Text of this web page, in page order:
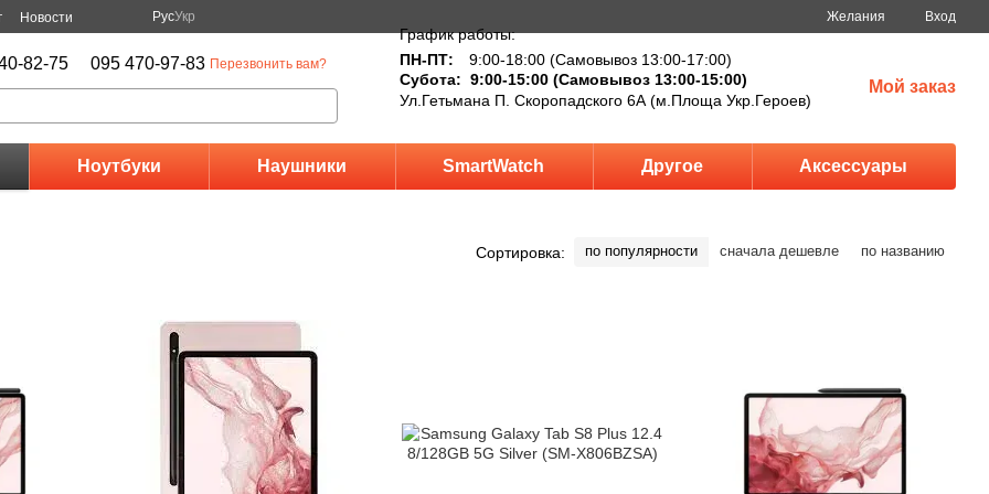
Новости РусУкр Желания Вход
82-75 095 470-97-83 Перезвонить вам?
График работы:
ПН-ПТ:
9:00-18:00 (Самовывоз 13:00-17:00)
Субота: 9:00-15:00 (Самовывоз 13:00-15:00)
Ул.Гетьмана П. Скоропадского 6А (м.Площа Укр.Героев)
Мой заказ
Ноутбуки Наушники SmartWatch Другое Аксессуары
Сортировка: по популярности сначала дешевле по названию